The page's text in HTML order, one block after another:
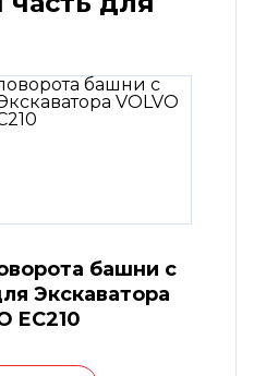
башни с
Экскаватора
EC210